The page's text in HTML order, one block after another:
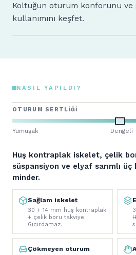
Koltuğun oturum konforunu ve
kullanımını keşfet.
NASIL YAPILDI?
Huş kontraplak iskelet, çelik
süspansiyon ve elyaf sarımlı üç
minder.
Sağlam iskelet
30 + 14 mm huş kontraplak
+ çelik boru takviye.
Gıcırdamaz.
Çökmeyen oturum
OTURUM SERTLIĞI
Yumuşak Dengeli